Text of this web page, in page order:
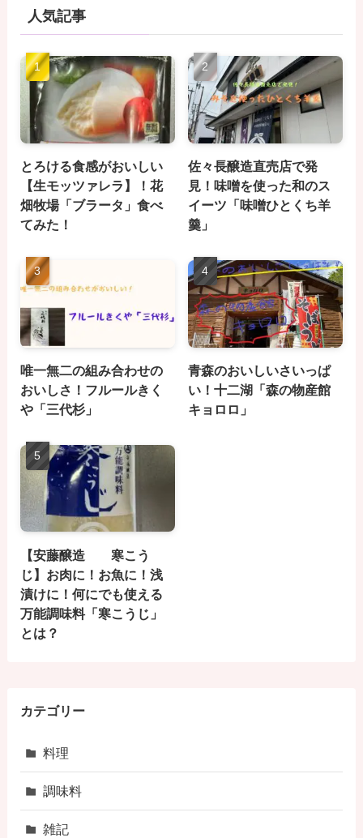
人気記事
とろける食感がおいしい
【生モッツァレラ】！花
畑牧場「ブラータ」食べ
てみた！
佐々長醸造直売店で発
見！味噌を使った和のス
イーツ「味噌ひとくち羊
羹」
唯一無二の組み合わせの
おいしさ！フルールきく
や「三代杉」
青森のおいしいさいっぱ
い！十二湖「森の物産館
キョロロ」
【安藤醸造 寒こう
じ】お肉に！お魚に！浅
漬けに！何にでも使える
万能調味料「寒こうじ」
とは？
カテゴリー
料理
調味料
雑記